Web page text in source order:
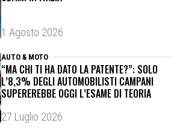
1 Agosto 2026
AUTO & MOTO
“MA CHI TI HA DATO LA PATENTE?”: SOLO
L’8,3% DEGLI AUTOMOBILISTI CAMPANI
SUPEREREBBE OGGI L’ESAME DI TEORIA
27 Luglio 2026